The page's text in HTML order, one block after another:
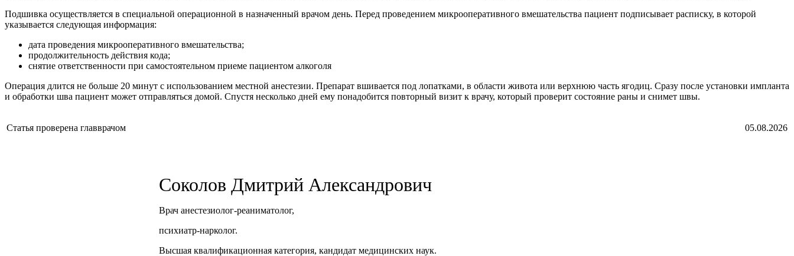
Подшивка осуществляется в специальной операционной в назначенный врачом день. Перед проведением микрооперативного вмешательства пациент подписывает расписку, в которой
указывается следующая информация:
дата проведения микрооперативного вмешательства;
продолжительность действия кода;
снятие ответственности при самостоятельном приеме пациентом алкоголя
Операция длится не больше 20 минут с использованием местной анестезии. Препарат вшивается под лопатками, в области живота или верхнюю часть ягодиц. Сразу после установки импланта
и обработки шва пациент может отправляться домой. Спустя несколько дней ему понадобится повторный визит к врачу, который проверит состояние раны и снимет швы.
Статья проверена главврачом 05.08.2026
Соколов Дмитрий Александрович
Врач анестезиолог-реаниматолог,
психиатр-нарколог.
Высшая квалификационная категория, кандидат медицинских наук.